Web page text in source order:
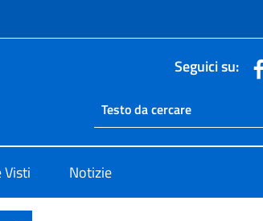
Seguici su:
Ricerca
Cerca nel sito
Visti Notizie